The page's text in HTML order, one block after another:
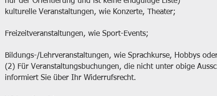
kulturelle Veranstaltungen, wie Konzerte, Theater;
Freizeitveranstaltungen, wie Sport-Events;
Bildungs-/Lehrveranstaltungen, wie Sprachkurse, Hobbys
(2) Für Veranstaltungsbuchungen, die nicht unter obige
informiert Sie über Ihr Widerrufsrecht.